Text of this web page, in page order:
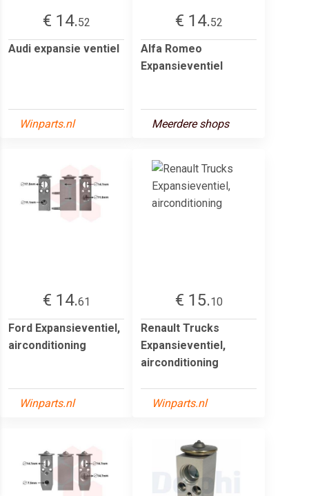
€ 14.52
Audi expansie ventiel
Winparts.nl
€ 14.52
Alfa Romeo
Expansieventiel
Meerdere shops
€ 14.61
Ford Expansieventiel,
airconditioning
Winparts.nl
€ 15.10
Renault Trucks
Expansieventiel,
airconditioning
Winparts.nl